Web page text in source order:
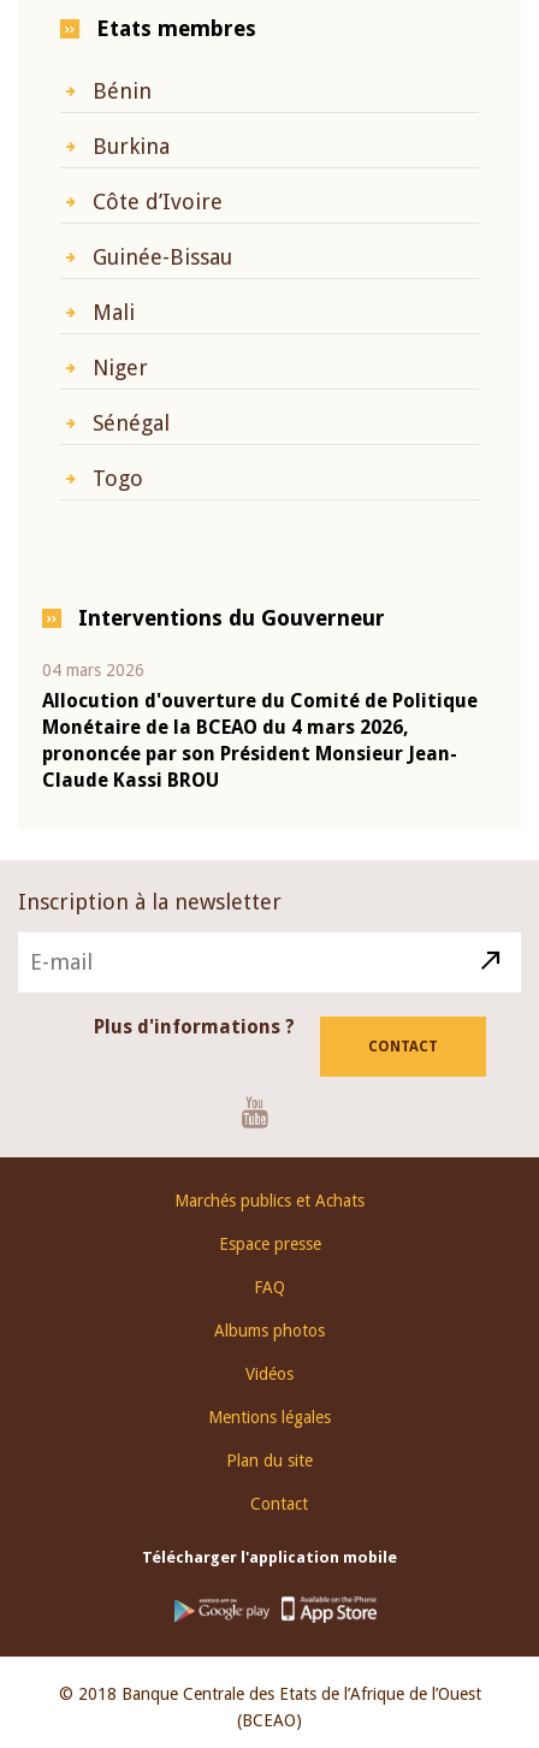
Etats membres
Bénin
Burkina
Côte d’Ivoire
Guinée-Bissau
Mali
Niger
Sénégal
Togo
Interventions du Gouverneur
04 mars 2026
Allocution d'ouverture du Comité de Politique
Monétaire de la BCEAO du 4 mars 2026,
prononcée par son Président Monsieur Jean-
Claude Kassi BROU
Inscription à la newsletter
Plus d'informations ?
CONTACT
Marchés publics et Achats
Espace presse
FAQ
Albums photos
Vidéos
Mentions légales
Plan du site
Contact
Télécharger l'application mobile
© 2018 Banque Centrale des Etats de l’Afrique de l’Ouest
(BCEAO)